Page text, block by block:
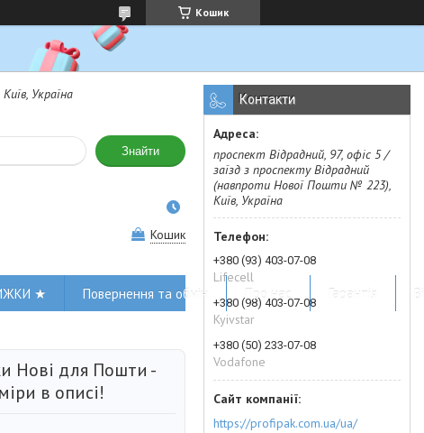
Кошик
Україна
Знайти
Кошик
★ Повернення та обмін Про нас Гарантія
Нові для Пошти -
в описі!
Контакти
проспект Відрадний, 97, офіс 5 /
заїзд з проспекту Відрадний
(навпроти Нової Пошти № 223),
Київ, Україна
+380 (93) 403-07-08
Lifecell
+380 (98) 403-07-08
Kyivstar
+380 (50) 233-07-08
Vodafone
https://profipak.com.ua/ua/